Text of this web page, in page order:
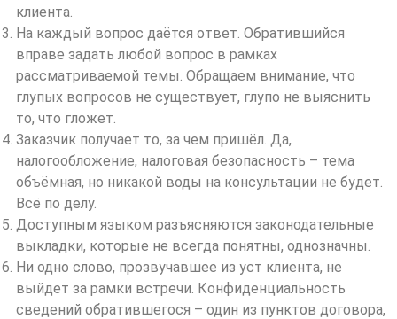
клиента.
На каждый вопрос даётся ответ. Обратившийся
вправе задать любой вопрос в рамках
рассматриваемой темы. Обращаем внимание, что
глупых вопросов не существует, глупо не выяснить
то, что гложет.
Заказчик получает то, за чем пришёл. Да,
налогообложение, налоговая безопасность – тема
объёмная, но никакой воды на консультации не будет.
Всё по делу.
Доступным языком разъясняются законодательные
выкладки, которые не всегда понятны, однозначны.
Ни одно слово, прозвучавшее из уст клиента, не
выйдет за рамки встречи. Конфиденциальность
сведений обратившегося – один из пунктов договора,